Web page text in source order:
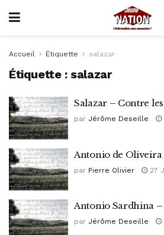
Accueil Étiquette salazar
Étiquette : salazar
Salazar – Contre
par Jérôme Deseille
Antonio de Oliveira
par Pierre Olivier 27
Antonio Sardhina
par Jérôme Deseille